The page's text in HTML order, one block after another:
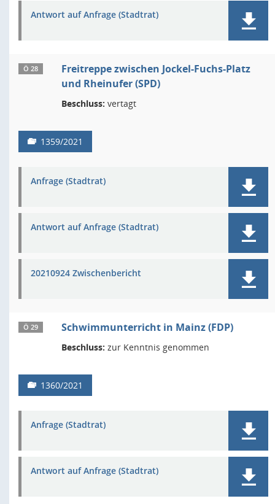
Antwort auf Anfrage (Stadtrat)
Ö 28
Freitreppe zwischen Jockel-Fuchs-Platz
und Rheinufer (SPD)
Beschluss: vertagt
1359/2021
Anfrage (Stadtrat)
Antwort auf Anfrage (Stadtrat)
20210924 Zwischenbericht
Ö 29 Schwimmunterricht in Mainz (FDP)
Beschluss: zur Kenntnis genommen
1360/2021
Anfrage (Stadtrat)
Antwort auf Anfrage (Stadtrat)